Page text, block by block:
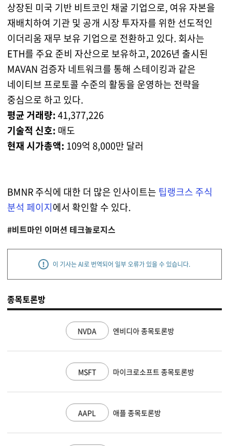
상장된 미국 기반 비트코인 채굴 기업으로, 여유 자본을
재배치하여 기관 및 공개 시장 투자자를 위한 선도적인
이더리움 재무 보유 기업으로 전환하고 있다. 회사는
ETH를 주요 준비 자산으로 보유하고, 2026년 출시된
MAVAN 검증자 네트워크를 통해 스테이킹과 같은
네이티브 프로토콜 수준의 활동을 운영하는 전략을
중심으로 하고 있다.
평균 거래량:41,377,226
기술적 신호: 매도
현재 시가총액: 109억 8,000만 달러
BMNR 주식에 대한 더 많은 인사이트는 팁랭크스 주식
분석 페이지에서 확인할 수 있다.
#비트마인 이머션 테크놀로지스
이 기사는 AI로 번역되어 일부 오류가 있을 수 있습니다.
종목토론방
엔비디아 종목토론방
마이크로소프트 종목토론방
애플 종목토론방